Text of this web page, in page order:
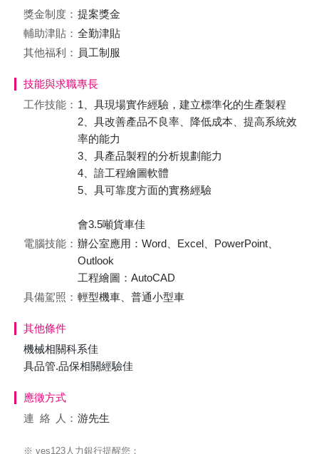
獎金制度： 提案獎金
輔助津貼： 全勤津貼
其他福利： 員工制服
技能與求職專長
工作技能： 1、具現場實作經驗，建立標準化的生產製程
2、具改善產品不良率、降低成本、提高系統效
率的能力
3、具產品製程的分析規劃能力
4、諳工程繪圖軟體
5、具可靠度方面的實務經驗
會3.5噸貨車佳
電腦技能： 辦公室應用：Word、Excel、PowerPoint、
Outlook
工程繪圖：AutoCAD
具備駕照： 輕型機車、普通小型車
其他條件
機械相關科系佳
具品管.品保相關經驗佳
應徵方式
連絡
人： 游先生
※ yes123人力銀行提醒您：